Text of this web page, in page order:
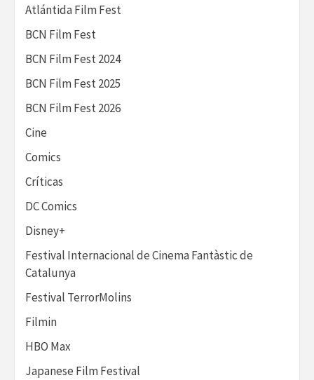
Atlántida Film Fest
BCN Film Fest
BCN Film Fest 2024
BCN Film Fest 2025
BCN Film Fest 2026
Cine
Comics
Críticas
DC Comics
Disney+
Festival Internacional de Cinema Fantàstic de
Catalunya
Festival TerrorMolins
Filmin
HBO Max
Japanese Film Festival